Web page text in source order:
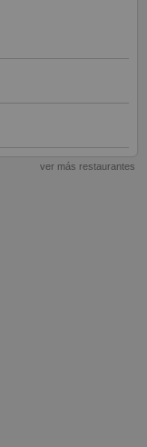
ver más restaurantes